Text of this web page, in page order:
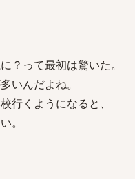
？って最初は驚いた。
いんだよね。
行くようになると、
。